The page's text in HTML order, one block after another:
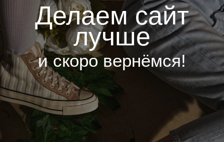
Делаем сайт
лучше
и скоро вернёмся!